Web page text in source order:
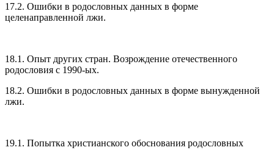
17.2. Ошибки в родословных данных в форме
целенаправленной лжи.
18.1. Опыт других стран. Возрождение отечественного
родословия с 1990-ых.
18.2. Ошибки в родословных данных в форме вынужденной
лжи.
19.1. Попытка христианского обоснования родословных